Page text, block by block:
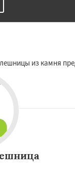
из камня